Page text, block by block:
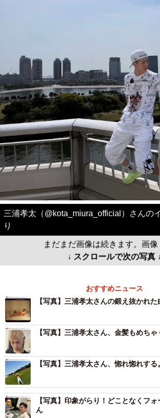
三浦孝太（@kota_miura_official）さんの
り
まだまだ画像は続きます。画像
↓ スクロールで次の写真 ↓
おすすめニュース
【写真】三浦孝太さんの鍛え抜かれた
【写真】三浦孝太さん、金髪もめち
【写真】三浦孝太さん、惚れ惚れす
【写真】印象がらり！どことなくフ
ん